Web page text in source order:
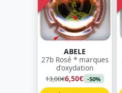
ABELE
27b Rosé * marques
d'oxydation
13,00€6,50€ -50%